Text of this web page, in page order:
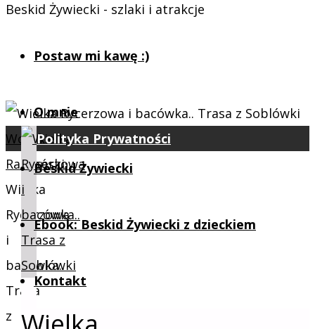
Beskid Żywiecki - szlaki i atrakcje
Postaw mi kawę :)
O mnie
Beskid Żywiecki
Ebook: Beskid Żywiecki z dzieckiem
Kontakt
Strona
główna
Worek
Raczański
Wielka
Rycerzowa
i
bacówka..
Trasa
z
Polityka Prywatności
Powrót
na
górę